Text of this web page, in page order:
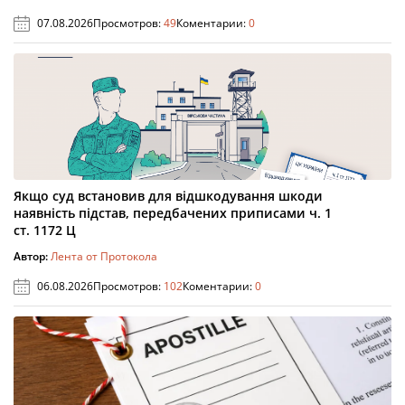
07.08.2026Просмотров:49Коментарии:0
Якщо суд встановив для відшкодування шкоди
наявність підстав, передбачених приписами ч. 1
ст. 1172 Ц
Автор:Лента от Протокола
06.08.2026Просмотров: 102Коментарии:0